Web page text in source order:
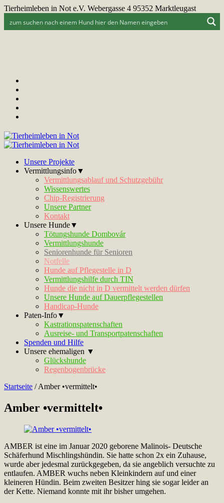
Tierheimleben in Not e.V. Webergasse 4 95352 Marktleugast
Unsere Projekte
Vermittlungsinfo▼
Vermittlungsablauf und Schutzgebühr
Wissenswertes
Chip-Registrierung
Unsere Partner
Kontakt
Unsere Hunde▼
Tötungshunde Dombovár
Vermittlungshunde
Seniorenhunde für Senioren
Notfelle
Hunde auf Pflegestelle in D
Vermittlungshilfe durch TIN
Hunde die nicht in D vermittelt werden dürfen
Unsere Hunde auf Dauerpflegestellen
Handicap-Hunde
Paten-Info▼
Kastrationspatenschaften
Ausreise- und Transportpatenschaften
Spenden und Hilfe
Unsere ehemaligen ▼
Glückshunde
Regenbogenbrücke
Startseite /Amber •vermittelt•
Amber •vermittelt•
AMBER ist eine im Januar 2020 geborene Malinois- Deutsche
Schäferhund Mischlingshündin. Sie hatte schon 2x ein Zuhause,
wurde aber jedesmal zurückgegeben, da sie angeblich versuchte zu
entlaufen. AMBER wuchs neben Kleinkindern auf und einer
kleineren Hündin. Beim zweiten Besitzer hing sie sogar leider an
der Kette. Niemand konnte mit ihr bisher umgehen.